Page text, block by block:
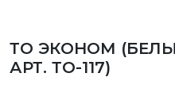
ТО ЭКОНОМ
АРТ. ТО-117)